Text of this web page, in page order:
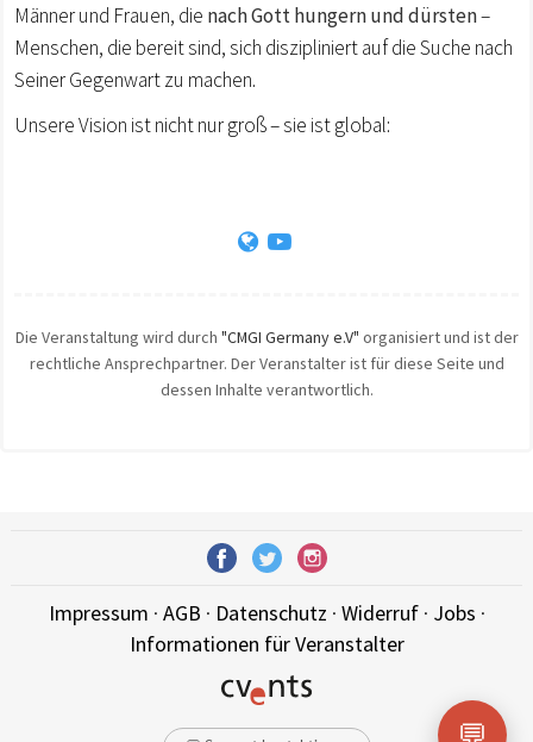
Männer und Frauen, die nach Gott hungern und dürsten–
Menschen, die bereit sind, sich diszipliniert auf die Suche nach
Seiner Gegenwart zu machen.
Unsere Vision ist nicht nur groß – sie ist global:
Die Veranstaltung wird durch "CMGI Germany e.V" organisiert und ist der
rechtliche Ansprechpartner. Der Veranstalter ist für diese Seite und
dessen Inhalte verantwortlich.
Impressum · AGB · Datenschutz · Widerruf· Jobs ·
Informationen für Veranstalter